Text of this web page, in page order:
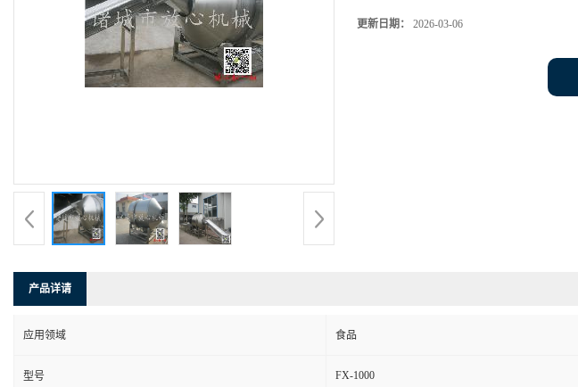
更新日期： 2026-03-06
产品详请
应用领域 食品
型号 FX-1000